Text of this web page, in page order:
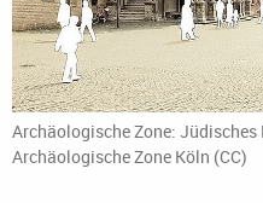
Archäologische Zone:
Archäologische Zone Köln (CC)